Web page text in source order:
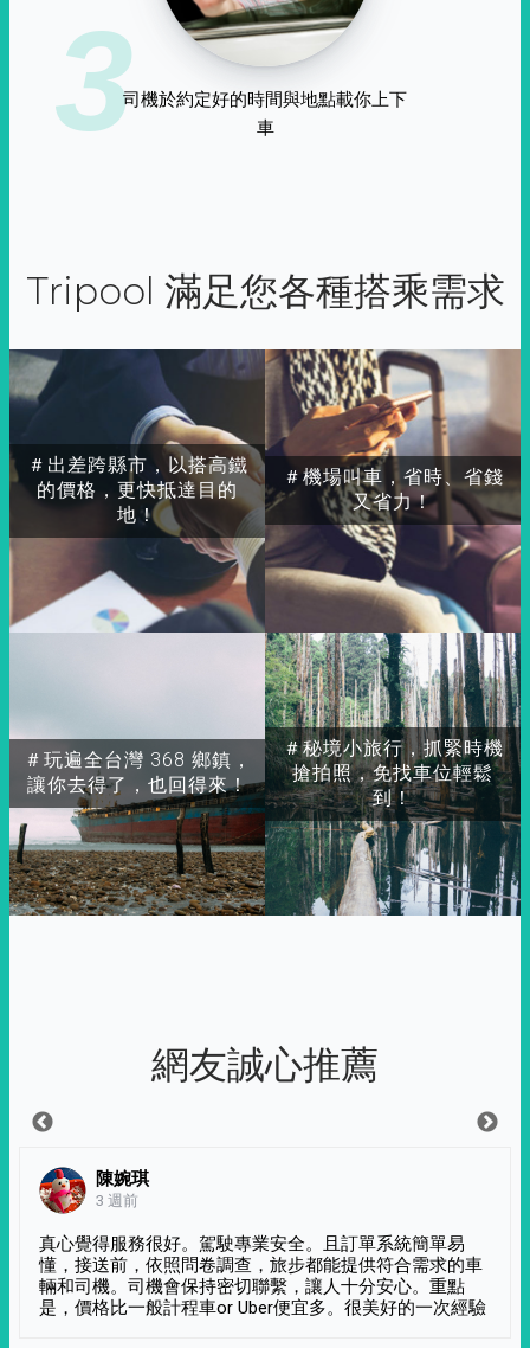
3司機於約定好的時間與地點載你上下
車
Tripool 滿足您各種搭乘需求
＃出差跨縣市，以搭高鐵
的價格，更快抵達目的
地！
＃玩遍全台灣 368 鄉鎮，
讓你去得了，也回得來！
＃秘境小旅行，抓緊時機
搶拍照，免找車位輕鬆
到！
＃機場叫車，省時、省錢
又省力！
網友誠心推薦
陳婉琪
3 週前
真心覺得服務很好。駕駛專業安全。且訂單系統簡單易
懂，接送前，依照問卷調查，旅步都能提供符合需求的車
輛和司機。司機會保持密切聯繫，讓人十分安心。重點
是，價格比一般計程車or Uber便宜多。很美好的一次經驗